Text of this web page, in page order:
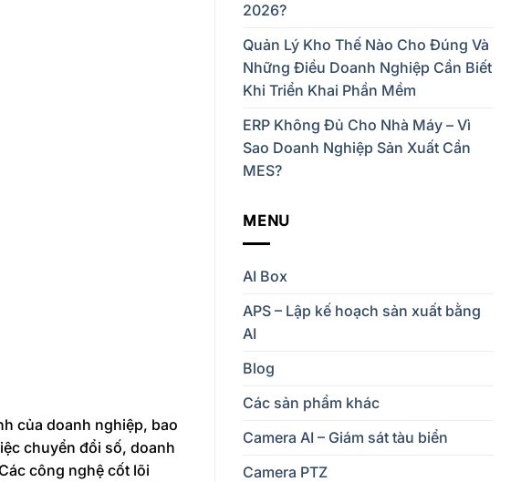
của doanh nghiệp, bao
chuyển đổi số, doanh
công nghệ cốt lõi
2026?
Quản Lý Kho Thế Nào Cho Đúng Và
Những Điều Doanh Nghiệp Cần Biết
Khi Triển Khai Phần Mềm
ERP Không Đủ Cho Nhà Máy – Vì
Sao Doanh Nghiệp Sản Xuất Cần
MES?
MENU
AI Box
APS – Lập kế hoạch sản xuất bằng
AI
Blog
Các sản phẩm khác
Camera AI – Giám sát tàu biển
Camera PTZ